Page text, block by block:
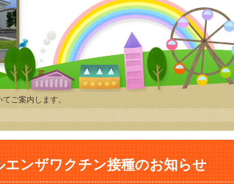
ご案内します。
エンザワクチン接種のお知らせ